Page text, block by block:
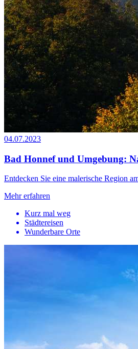
04.07.2023
Bad Honnef und Umgebung:
Entdecken Sie eine malerische Region
Mehr erfahren
Kurz mal weg
Städtereisen
Wunderbare Orte